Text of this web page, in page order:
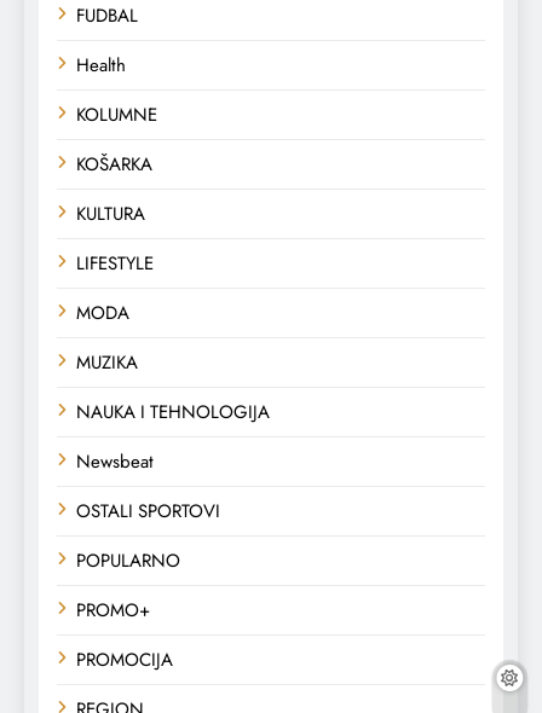
FUDBAL
Health
KOLUMNE
KOŠARKA
KULTURA
LIFESTYLE
MODA
MUZIKA
NAUKA I TEHNOLOGIJA
Newsbeat
OSTALI SPORTOVI
POPULARNO
PROMO+
PROMOCIJA